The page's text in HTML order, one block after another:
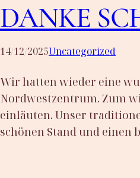
DANKE
14/12/2025Uncategorized
Wir hatten wieder eine
Nordwestzentrum. Zum
einläuten. Unser
schönen Stand und